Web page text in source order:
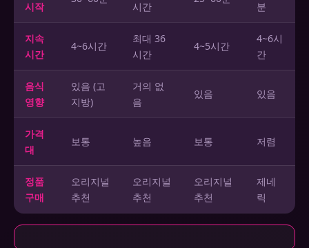
시작 시간 분
지속
시간
4~6시간
최대 36
시간
4~5시간
4~6시
간
음식
영향
있음 (고
지방)
거의 없
음
있음 있음
가격
대
보통 높음 보통 저렴
정품
구매
오리지널
추천
오리지널
추천
오리지널
추천
제네
릭